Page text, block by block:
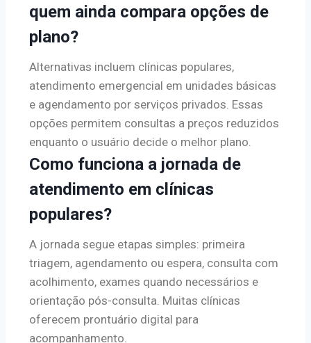
quem ainda compara opções de
plano?
Alternativas incluem clínicas populares,
atendimento emergencial em unidades básicas
e agendamento por serviços privados. Essas
opções permitem consultas a preços reduzidos
enquanto o usuário decide o melhor plano.
Como funciona a jornada de
atendimento em clínicas
populares?
A jornada segue etapas simples: primeira
triagem, agendamento ou espera, consulta com
acolhimento, exames quando necessários e
orientação pós-consulta. Muitas clínicas
oferecem prontuário digital para
acompanhamento.